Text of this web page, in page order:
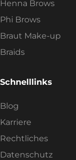
Henna Brows
Phi Brows
Braut Make-up
Braids
Schnelllinks
Blog
Karriere
Rechtliches
Datenschutz